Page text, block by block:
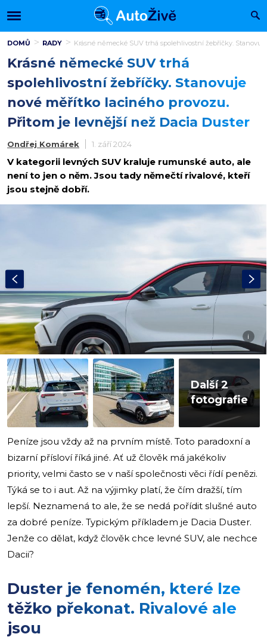
DOMŮ RADY Krásné německé SUV trhá spolehlivostní žebříčky.
Krásné německé SUV trhá
spolehlivostní žebříčky. Stanovuje
nové měřítko laciného provozu.
Přitom je levnější než Dacia Duster
Ondřej Komárek 1. září 2024
V kategorii levných SUV kraluje rumunské auto, ale
není to jen o něm. Jsou tady němečtí rivalové, kteří
jsou stejně dobří.
i
Další 2
fotografie
Peníze jsou vždy až na prvním místě. Toto paradoxní a
bizarní přísloví říká jiné. Ať už člověk má jakékoliv
priority, velmi často se v naší společnosti věci řídí penězi.
Týká se to i aut. Až na výjimky platí, že čím dražší, tím
lepší. Neznamená to ale, že se nedá pořídit slušné auto
za dobré peníze. Typickým příkladem je Dacia Duster.
Jenže co dělat, když člověk chce levné SUV, ale nechce
Dacii?
Duster je fenomén, které lze
těžko překonat. Rivalové ale
jsou